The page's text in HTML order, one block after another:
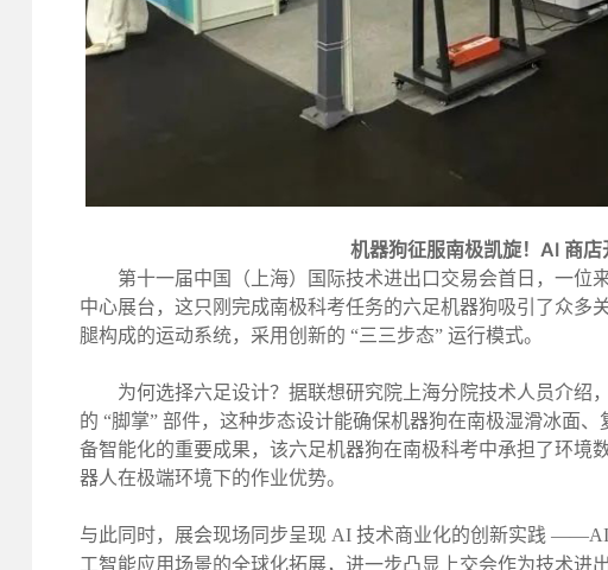
机器狗征服南极凯旋！AI 商店
第十一届中国（上海）国际技术进出口交易会首日，一位
中心展台，这只刚完成南极科考任务的六足机器狗吸引了众
腿构成的运动系统，采用创新的 “三三步态” 运行模式。
为何选择六足设计？据联想研究院上海分院技术人员介绍
的 “脚掌” 部件，这种步态设计能确保机器狗在南极湿滑冰面
备智能化的重要成果，该六足机器狗在南极科考中承担了环境
器人在极端环境下的作业优势。
与此同时，展会现场同步呈现 AI 技术商业化的创新实践 ——AI
工智能应用场景的全球化拓展，进一步凸显上交会作为技术进